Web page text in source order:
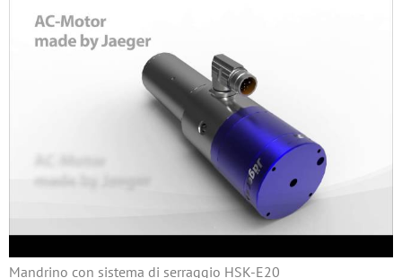
Mandrino con sistema di serraggio HSK-E20